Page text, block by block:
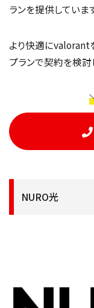
ランを提供していま
より快適にvalorant
プランで契約を検討
NURO光